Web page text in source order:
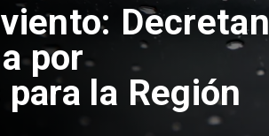
Decretan
por
la Región